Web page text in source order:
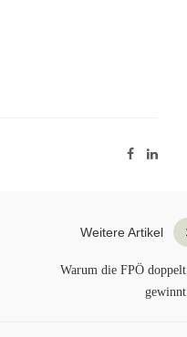
Weitere Artikel
Warum die FPÖ doppelt
gewinnt